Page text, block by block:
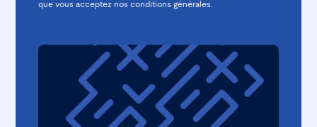
que vous acceptez nosconditions générales.